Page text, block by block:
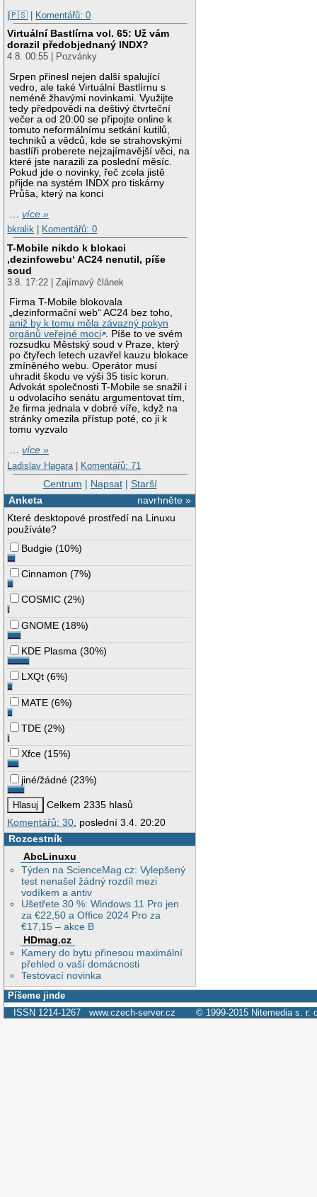
|🇵🇸 | Komentářů: 0
Virtuální Bastlírna vol. 65: Už vám
dorazil předobjednaný INDX?
4.8. 00:55 | Pozvánky
Srpen přinesl nejen další spalující
vedro, ale také Virtuální Bastlírnu s
neméně žhavými novinkami. Využijte
tedy předpovědi na deštivý čtvrteční
večer a od 20:00 se připojte online k
tomuto neformálnímu setkání kutilů,
techniků a vědců, kde se strahovskými
bastlíři proberete nejzajímavější věci, na
které jste narazili za poslední měsíc.
Pokud jde o novinky, řeč zcela jistě
přijde na systém INDX pro tiskárny
Průša, který na konci
…více »
bkralik
Komentářů: 0
T-Mobile nikdo k blokaci
‚dezinfowebu‘ AC24 nenutil, píše
soud
3.8. 17:22 | Zajímavý článek
Firma T-Mobile blokovala
„dezinformační web“ AC24 bez toho,
aniž by k tomu měla závazný pokyn
orgánů veřejné moci . Píše to ve svém
rozsudku Městský soud v Praze, který
po čtyřech letech uzavřel kauzu blokace
zmíněného webu. Operátor musí
uhradit škodu ve výši 35 tisíc korun.
Advokát společnosti T-Mobile se snažil i
u odvolacího senátu argumentovat tím,
že firma jednala v dobré víře, když na
stránky omezila přístup poté, co ji k
tomu vyzvalo
…více »
Ladislav Hagara | Komentářů: 71
Centrum | Napsat| Starší
navrhněte »
Anketa
Které desktopové prostředí na Linuxu
používáte?
Budgie (10%)
Cinnamon (7%)
COSMIC (2%)
GNOME (18%)
KDE Plasma (30%)
LXQt (6%)
MATE (6%)
TDE (2%)
Xfce (15%)
jiné/žádné (23%)
Celkem 2335 hlasů
Komentářů: 30, poslední 3.4. 20:20
Rozcestník
AbcLinuxu
Týden na ScienceMag.cz: Vylepšený
test nenašel žádný rozdíl mezi
vodíkem a antiv
Ušetřete 30 %: Windows 11 Pro jen
za €22,50 a Office 2024 Pro za
€17,15 – akce B
HDmag.cz
Kamery do bytu přinesou maximální
přehled o vaší domácnosti
Testovací novinka
Píšeme jinde
ISSN 1214-1267 www.czech-server.cz © 1999-2015 Nitemedia s. r.